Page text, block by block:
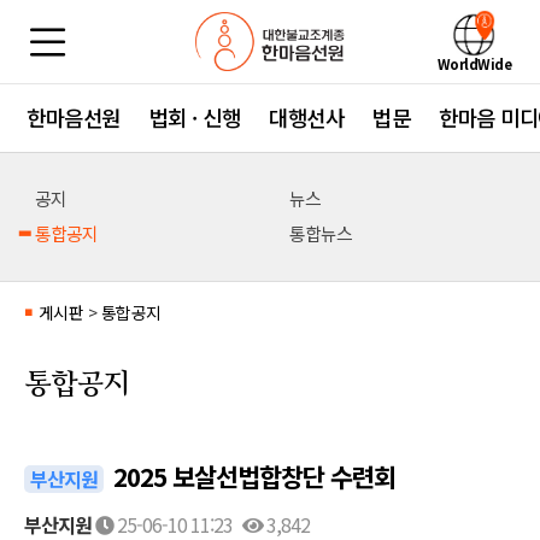
WorldWide
한마음선원 법회 · 신행 대행선사 법문 한마음 미
공지
뉴스
통합공지
통합뉴스
■ 게시판 > 통합공지
통합공지
부산지원 2025 보살선법합창단 수련회
부산지원 25-06-10 11:23 3,842